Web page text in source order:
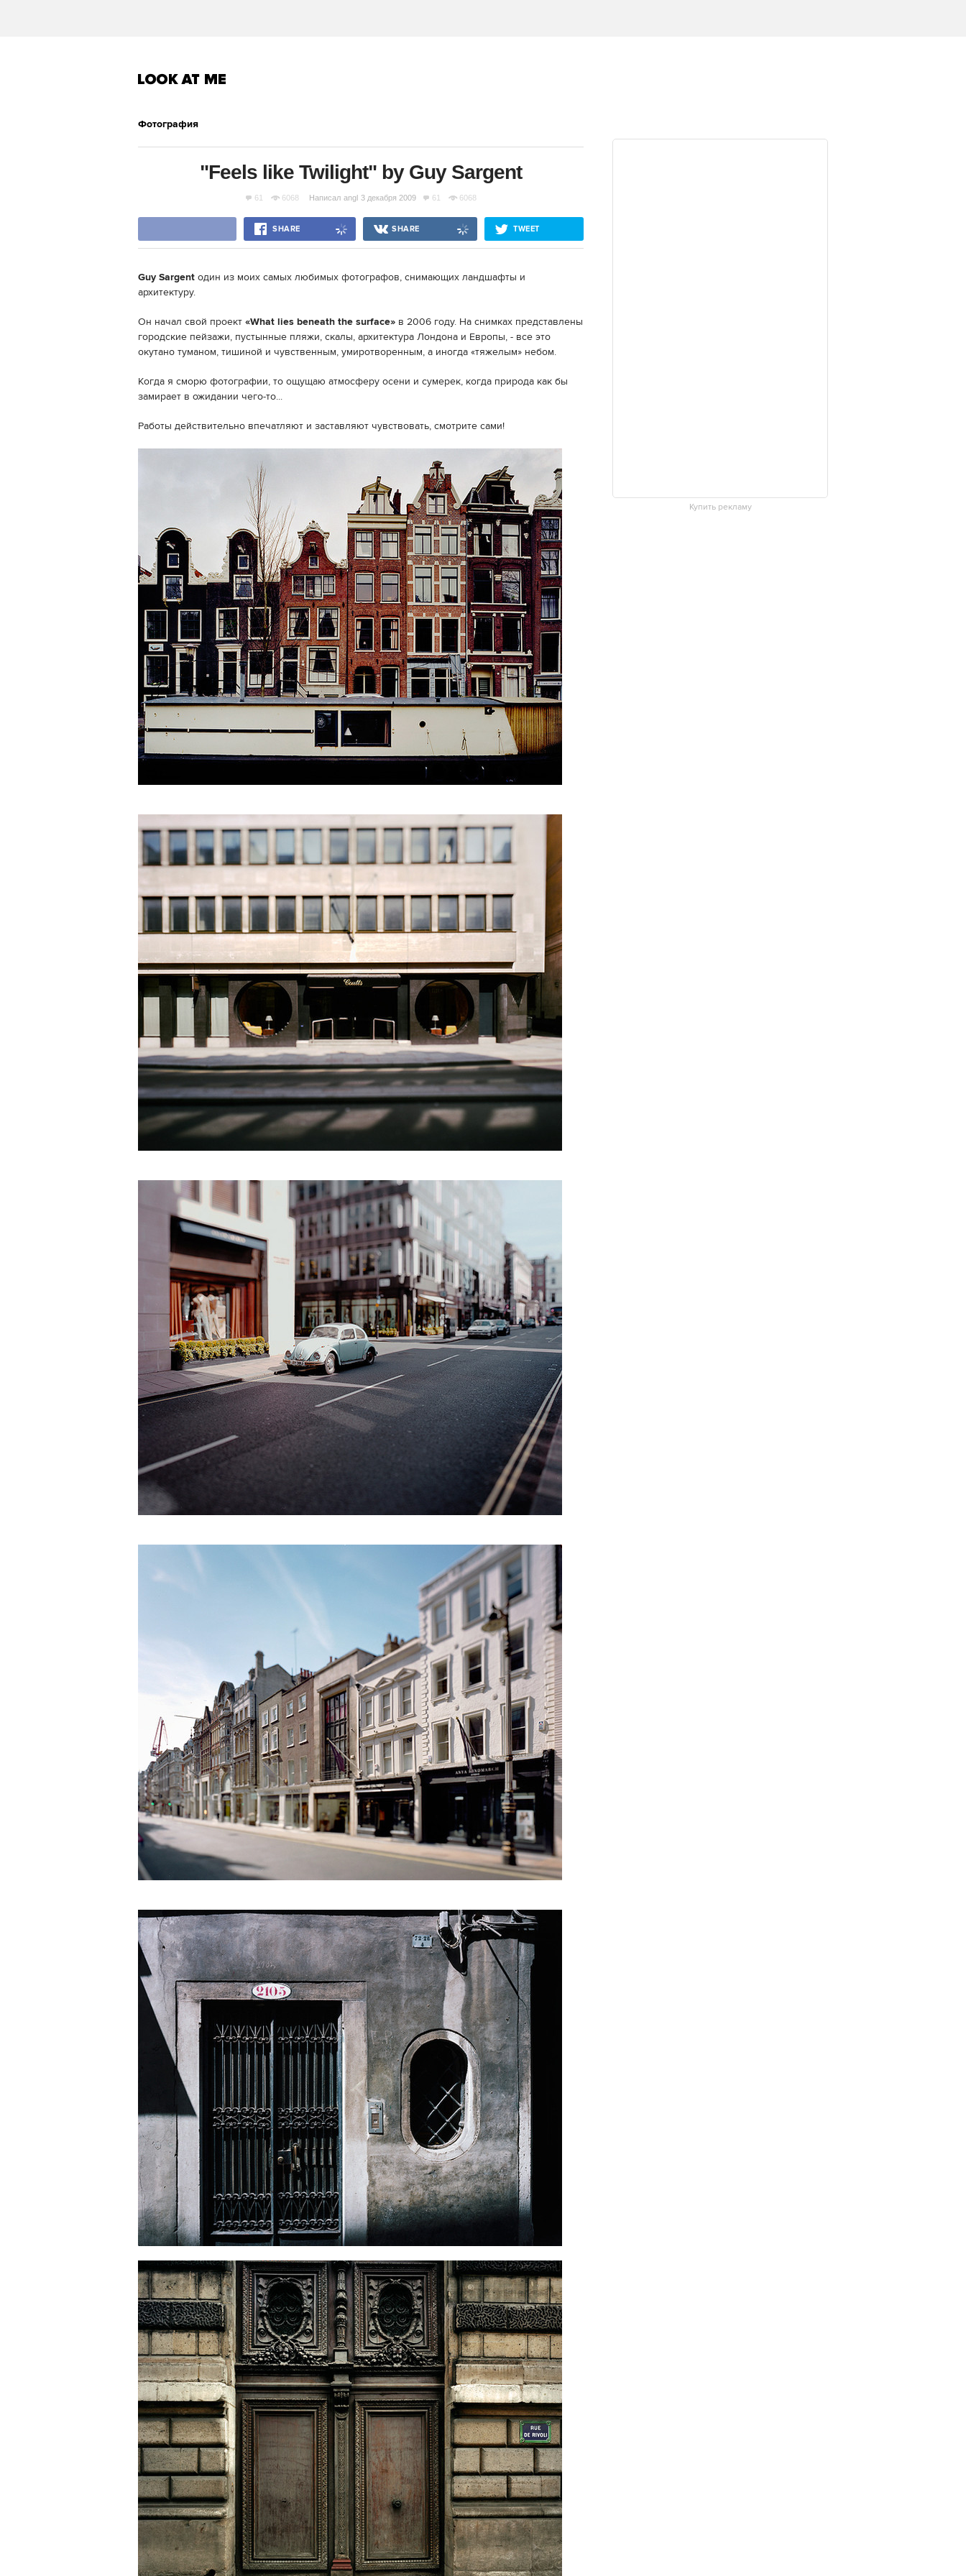
Фотография
"Feels like Twilight" by Guy Sargent
61 6068 Написал angl 3 декабря 2009 61 6068
SHARE SHARE TWEET
Guy Sargent один из моих самых любимых фотографов, снимающих ландшафты и
архитектуру.
Он начал свой проект «What lies beneath the surface» в 2006 году. На снимках представлены
городские пейзажи, пустынные пляжи, скалы, архитектура Лондона и Европы, - все это
окутано туманом, тишиной и чувственным, умиротворенным, а иногда «тяжелым» небом.
Когда я сморю фотографии, то ощущаю атмосферу осени и сумерек, когда природа как бы
замирает в ожидании чего-то...
Работы действительно впечатляют и заставляют чувствовать, смотрите сами!
Купить рекламу